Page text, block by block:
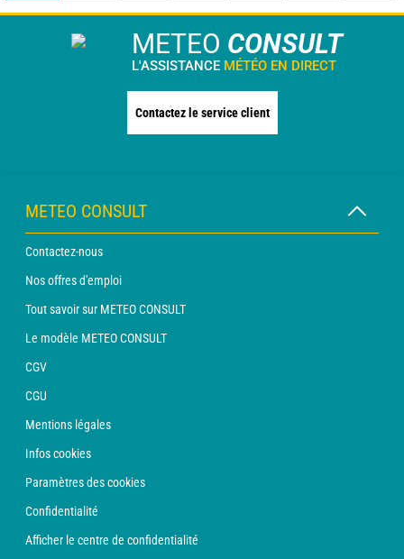
METEO CONSULT
L'ASSISTANCE MÉTÉO EN DIRECT
Contactez le service client
METEO CONSULT
Contactez-nous
Nos offres d'emploi
Tout savoir sur METEO CONSULT
Le modèle METEO CONSULT
CGV
CGU
Mentions légales
Infos cookies
Paramètres des cookies
Confidentialité
Afficher le centre de confidentialité